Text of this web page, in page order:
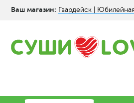
Ваш магазин: Гвардейск |